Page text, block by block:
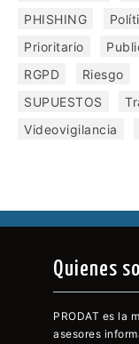
PHISHING
Prioritario
RGPD
Riesgo
SUPUESTOS
Videovigilancia
Quienes
PRODAT es la
asesores